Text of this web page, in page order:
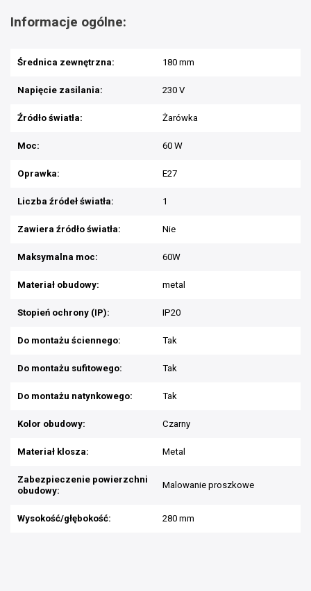
Informacje ogólne:
Średnica zewnętrzna: 180 mm
Napięcie zasilania: 230 V
Źródło światła: Żarówka
Moc: 60 W
Oprawka: E27
Liczba źródeł światła: 1
Zawiera źródło światła: Nie
Maksymalna moc: 60W
Materiał obudowy: metal
Stopień ochrony (IP): IP20
Do montażu ściennego: Tak
Do montażu sufitowego: Tak
Do montażu natynkowego: Tak
Kolor obudowy: Czarny
Materiał klosza: Metal
Zabezpieczenie powierzchni
obudowy:
Malowanie proszkowe
Wysokość/głębokość: 280 mm